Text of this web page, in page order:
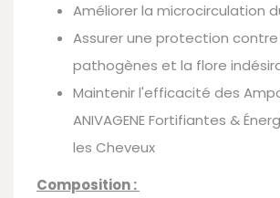
Améliorer la microcirculation
Assurer une protection
pathogènes et la flore
Maintenir l'efficacité des
ANIVAGENE Fortifiantes &
les Cheveux
Composition :